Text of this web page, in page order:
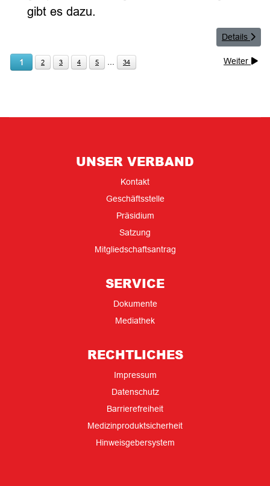
gibt es dazu.
Details
1 2 3 4 5 34 Weiter
UNSER VERBAND
Kontakt
Geschäftsstelle
Präsidium
Satzung
Mitgliedschaftsantrag
SERVICE
Dokumente
Mediathek
RECHTLICHES
Impressum
Datenschutz
Barrierefreiheit
Medizinproduktsicherheit
Hinweisgebersystem